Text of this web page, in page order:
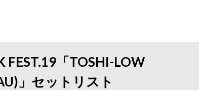
FEST.19「TOSHI-LOW
」セットリスト